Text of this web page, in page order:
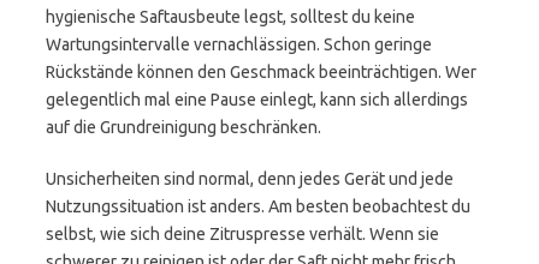
hygienische Saftausbeute legst, solltest du keine
Wartungsintervalle vernachlässigen. Schon geringe
Rückstände können den Geschmack beeinträchtigen. Wer
gelegentlich mal eine Pause einlegt, kann sich allerdings
auf die Grundreinigung beschränken.
Unsicherheiten sind normal, denn jedes Gerät und jede
Nutzungssituation ist anders. Am besten beobachtest du
selbst, wie sich deine Zitruspresse verhält. Wenn sie